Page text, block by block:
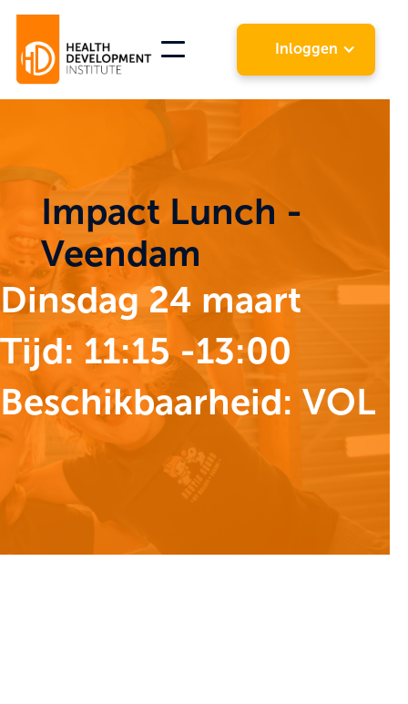
Inloggen
Impact Lunch -
Veendam
Dinsdag 24 maart
Tijd: 11:15 -13:00
Beschikbaarheid: VOL